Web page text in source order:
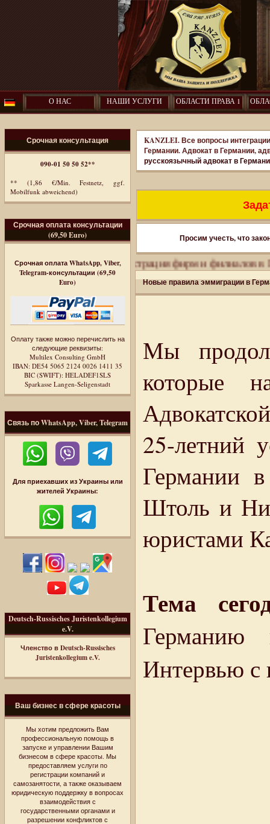
О НАС НАШИ УСЛУГИ ОБЛАСТИ ПРАВА 1
Срочная консультация
090-01 50 50 52**
** (1,86 €/Min. Festnetz, ggf.
Mobilfunk abweichend)
Срочная оплата консультации
(69,50 Euro)
Срочная оплата WhatsApp, Viber,
Telegram-консультации (69,50
Euro)
Оплату также можно перечислить на
следующие реквизиты:
Multilex Consulting GmbH
IBAN: DE54 5065 2124 0026 1411 35
BIC (SWIFT): HELADEF1SLS
Sparkasse Langen-Seligenstadt
Связь по WhatsApp, Viber, Telegram
Для приехавших из Украины или
жителей Украины:
Deutsch-Russisches Juristenkollegium
e.V.
Членство в Deutsch-Russisches
Juristenkollegium e.V.
Ваш бизнес в сфере красоты
Мы хотим предложить Вам
профессиональную помощь в
запуске и управлении Вашим
бизнесом в сфере красоты. Мы
предоставляем услуги по
регистрации компаний и
самозанятости, а также оказываем
юридическую поддержку в вопросах
взаимодействия с
государственными органами и
разрешении конфликтов с
KANZLEI. Все вопросы
Германии. Адвокат в Германии,
русскоязычный адвокат в
Просим учесть, что
иммиграция. Регистрация фирм и филиалов в
Новые правила эммиграции в
Мы
которые
25-летний
Германии
Штоль и
юристами
Тема
Германию
Интервью